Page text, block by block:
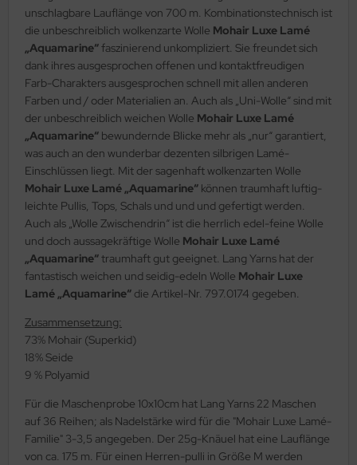
unschlagbare Lauflänge von 700 m. Kombinationstechnisch ist
die unbeschreiblich wolkenzarte Wolle Mohair Luxe Lamé
„Aquamarine“faszinierend unkompliziert. Sie freundet sich
dank ihres ausgesprochen offenen und kontaktfreudigen
Farb-Charakters ausgesprochen schnell mit allen anderen
Farben und / oder Materialien an. Auch als „Uni-Wolle“ sind mit
der unbeschreiblich weichen Wolle Mohair Luxe Lamé
„Aquamarine“ bewundernde Blicke mehr als „nur“ garantiert,
was auch an den wunderbar dezenten silbrigen Lamé-
Einschlüssen liegt. Mit der sagenhaft wolkenzarten Wolle
Mohair Luxe Lamé „Aquamarine“ können traumhaft luftig-
leichte Pullis, Tops, Schals und und und gefertigt werden.
Auch als „Wolle Zwischendrin“ ist die herrlich edel-feine Wolle
und doch aussagekräftige Wolle Mohair Luxe Lamé
„Aquamarine“traumhaft gut geeignet. Lang Yarns hat der
fantastisch weichen und seidig-edeln Wolle Mohair Luxe
Lamé „Aquamarine“ die Artikel-Nr. 797.0174 gegeben.
Zusammensetzung:
73% Mohair (Superkid)
18% Seide
9 % Polyamid
Für die Maschenprobe 10x10cm hat Lang Yarns 22 Maschen
auf 36 Reihen; als Nadelstärke wird für die "Mohair Luxe Lamé-
Familie" 3-3,5 angegeben. Der 25g-Knäuel hat eine Lauflänge
von ca. 175 m. Für einen Herren-pulli in Größe M werden